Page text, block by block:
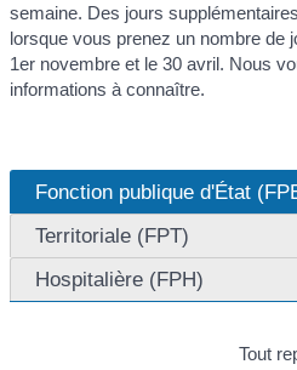
semaine. Des jours
lorsque vous prenez un nombre de
1er novembre et le 30 avril. Nous
informations à connaître.
Fonction publique d'État
Territoriale (FPT)
Hospitalière (FPH)
Tout